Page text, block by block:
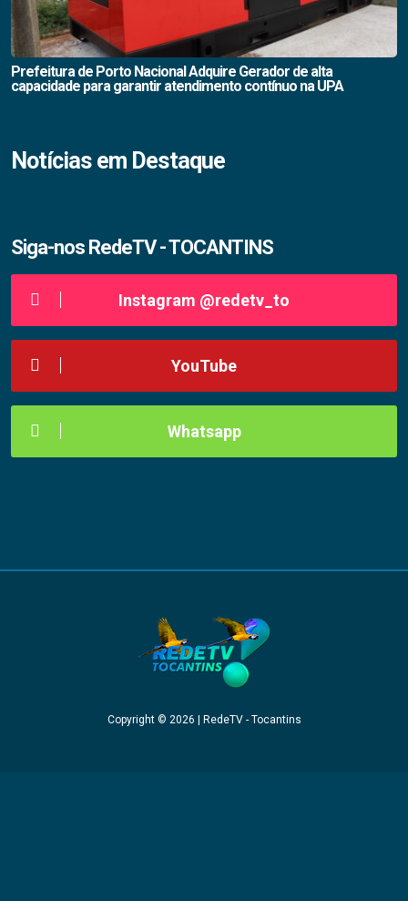
Prefeitura de Porto Nacional Adquire Gerador de alta
capacidade para garantir atendimento contínuo na UPA
Notícias em Destaque
Siga-nos RedeTV - TOCANTINS
Instagram @redetv_to
YouTube
Whatsapp
Copyright © 2026 | RedeTV - Tocantins